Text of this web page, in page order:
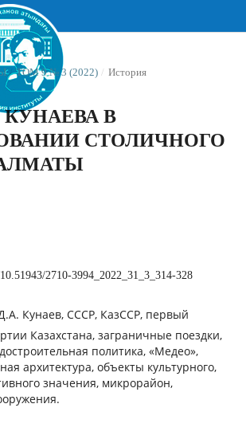
/ ТОМ 9 № 3 (2022) / История
КУНАЕВА В
СТОЛИЧНОГО
2710-3994_2022_31_3_314-328
Кунаев, СССР, КазССР, первый
Казахстана, заграничные поездки,
политика, «Медео»,
архитектура, объекты культурного,
значения, микрорайон,